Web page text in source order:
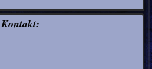
Kontakt: